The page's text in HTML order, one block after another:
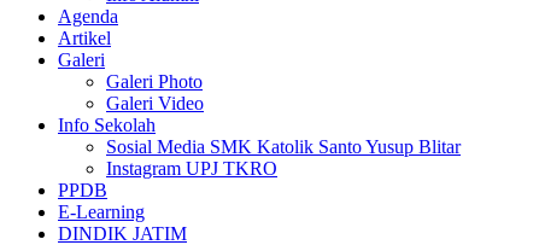
Agenda
Artikel
Galeri
Galeri Photo
Galeri Video
Info Sekolah
Sosial Media SMK Katolik Santo Yusup Blitar
Instagram UPJ TKRO
PPDB
E-Learning
DINDIK JATIM